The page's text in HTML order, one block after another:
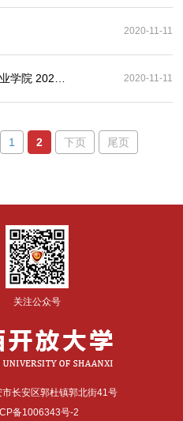
2020-11-11
息公开工作报告 2020-11-11
1 2 下页 尾页
关注公众号
长安区郭杜镇郭北街41号
备1006343号-2